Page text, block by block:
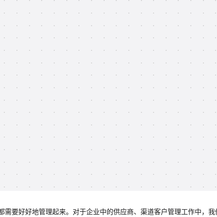
要好好地管理起来。对于企业中的供应商、渠道客户管理工作中，我